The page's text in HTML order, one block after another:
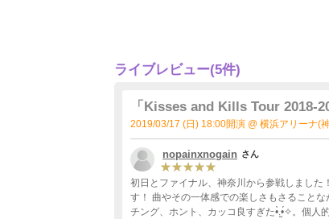
ライブレビュー(5件)
「Kisses and Kills Tour 2018-
2019/03/17 (日) 18:00開演 @ 横浜アリーナ(
nopainxnogain さん
初日とファイナル、神奈川から参戦しまし
す！ 曲やその一体感での楽しさもさること
チング、ホント、カッコ良すぎた•̀.̫•́✧。個人